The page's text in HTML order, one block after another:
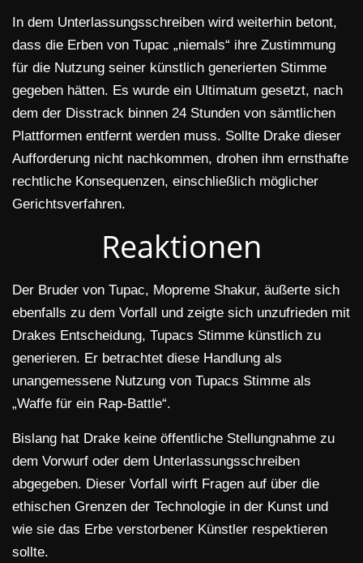
In dem Unterlassungsschreiben wird weiterhin betont,
dass die Erben von Tupac „niemals“ ihre Zustimmung
für die Nutzung seiner künstlich generierten Stimme
gegeben hätten. Es wurde ein Ultimatum gesetzt, nach
dem der Disstrack binnen 24 Stunden von sämtlichen
Plattformen entfernt werden muss. Sollte Drake dieser
Aufforderung nicht nachkommen, drohen ihm ernsthafte
rechtliche Konsequenzen, einschließlich möglicher
Gerichtsverfahren.
Reaktionen
Der Bruder von Tupac, Mopreme Shakur, äußerte sich
ebenfalls zu dem Vorfall und zeigte sich unzufrieden mit
Drakes Entscheidung, Tupacs Stimme künstlich zu
generieren. Er betrachtet diese Handlung als
unangemessene Nutzung von Tupacs Stimme als
„Waffe für ein Rap-Battle“.
Bislang hat Drake keine öffentliche Stellungnahme zu
dem Vorwurf oder dem Unterlassungsschreiben
abgegeben. Dieser Vorfall wirft Fragen auf über die
ethischen Grenzen der Technologie in der Kunst und
wie sie das Erbe verstorbener Künstler respektieren
sollte.